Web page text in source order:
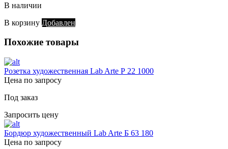
В наличии
В корзину Добавлен
Похожие товары
Розетка художественная Lab Arte Р 22 1000
Цена по запросу
Под заказ
Запросить цену
Бордюр художественный Lab Arte Б 63 180
Цена по запросу